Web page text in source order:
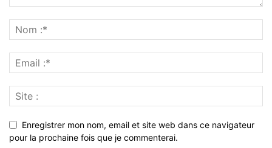
Enregistrer mon nom, email et site web dans ce navigateur
pour la prochaine fois que je commenterai.